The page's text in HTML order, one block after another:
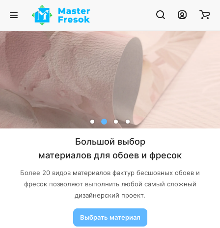
Большой выбор
материалов для обоев и фресок
Более 20 видов материалов фактур бесшовных обоев и
фресок позволяют выполнить любой самый сложный
дизайнерский проект.
Выбрать материал